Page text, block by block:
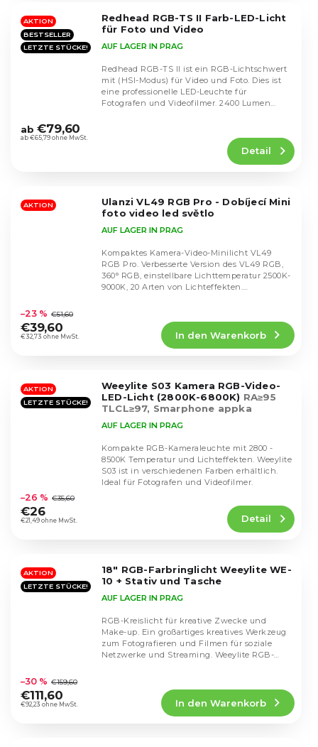
Sternen.
AKTION
BESTSELLER
LETZTE STÜCKE!
Redhead RGB-TS II Farb-LED-Licht
für Foto und Video
durchschnittliche
Produktbewertung
Sternen.
AUF LAGER IN PRAG
ab €65,79 ohne MwSt.
ab €79,60
Detail
Redhead RGB-TS II ist ein RGB-Lichtschwert
mit (HSI-Modus) für Video und Foto. Dies ist
eine professionelle LED-Leuchte für
Fotografen und Videofilmer. 2400 Lumen
AKTION
Ulanzi VL49 RGB Pro - Dobíjecí Mini
foto video led světlo
durchschnittliche
Produktbewertung
ist
Sternen.
AUF LAGER IN PRAG
€32,73 ohne MwSt.
–23 % €51,60
€39,60
In den Warenkorb
Kompaktes Kamera-Video-Minilicht VL49
RGB Pro. Verbesserte Version des VL49 RGB,
360° RGB, einstellbare Lichttemperatur 2500K-
9000K, 20 Arten von Lichteffekten.
AKTION
LETZTE STÜCKE!
Weeylite S03 Kamera RGB-Video-
LED-Licht (2800K-6800K) RA≥95
TLCL≥97, Smarphone appka
durchschnittliche
Produktbewertung
ist
Sternen.
AUF LAGER IN PRAG
€21,49 ohne MwSt.
–26 % €35,60
€26 Detail
Kompakte RGB-Kameraleuchte mit 2800 -
8500K Temperatur und Lichteffekten. Weeylite
S03 ist in verschiedenen Farben erhältlich.
Ideal für Fotografen und Videofilmer.
AKTION
LETZTE STÜCKE!
18" RGB-Farbringlicht Weeylite WE-
10 + Stativ und Tasche
durchschnittliche
Produktbewertung
ist
AUF LAGER IN PRAG
€92,23 ohne MwSt.
–30 % €159,60
€111,60
In den Warenkorb
RGB-Kreislicht für kreative Zwecke und
Make-up. Ein großartiges kreatives Werkzeug
zum Fotografieren und Filmen für soziale
Netzwerke und Streaming. Weeylite RGB-